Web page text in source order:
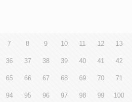
7 8 9 10 11 12 13
36 37 38 39 40 41 42
65 66 67 68 69 70 71
94 95 96 97 98 99 100